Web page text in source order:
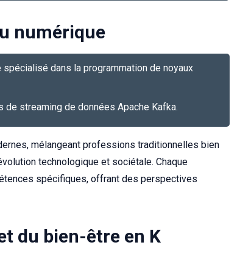
numérique
dans la programmation de noyaux
streaming de données Apache Kafka.
mélangeant professions traditionnelles bien
technologique et sociétale. Chaque
spécifiques, offrant des perspectives
du bien-être en K